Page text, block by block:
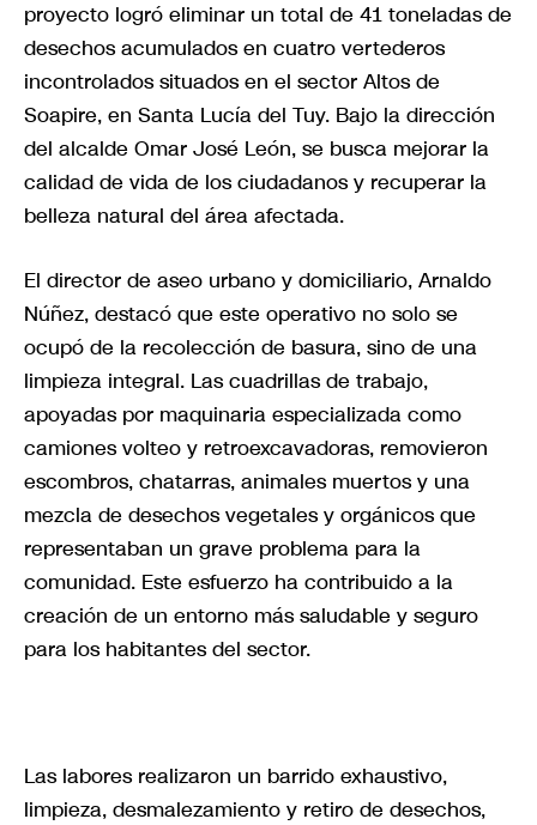
proyecto logró eliminar un total de 41 toneladas de
desechos acumulados en cuatro vertederos
incontrolados situados en el sector Altos de
Soapire, en Santa Lucía del Tuy. Bajo la dirección
del alcalde Omar José León, se busca mejorar la
calidad de vida de los ciudadanos y recuperar la
belleza natural del área afectada.
El director de aseo urbano y domiciliario, Arnaldo
Núñez, destacó que este operativo no solo se
ocupó de la recolección de basura, sino de una
limpieza integral. Las cuadrillas de trabajo,
apoyadas por maquinaria especializada como
camiones volteo y retroexcavadoras, removieron
escombros, chatarras, animales muertos y una
mezcla de desechos vegetales y orgánicos que
representaban un grave problema para la
comunidad. Este esfuerzo ha contribuido a la
creación de un entorno más saludable y seguro
para los habitantes del sector.
Las labores realizaron un barrido exhaustivo,
limpieza, desmalezamiento y retiro de desechos,